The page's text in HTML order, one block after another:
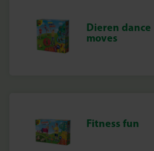
Dieren dance
moves
Fitness fun